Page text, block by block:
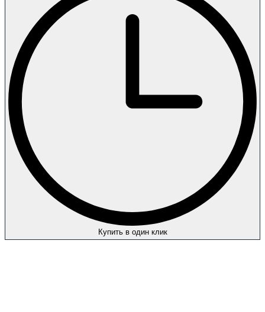
Купить в один клик